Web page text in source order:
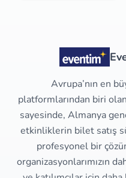
Avrupa’nın en
platformlarından biri olan
sayesinde, Almanya
etkinliklerin bilet satış
profesyonel bir
organizasyonlarımızın